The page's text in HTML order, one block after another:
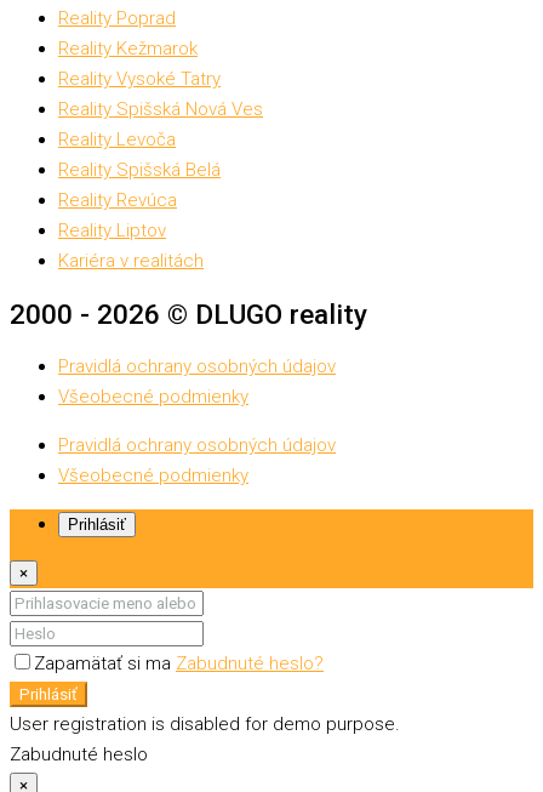
Reality Poprad
Reality Kežmarok
Reality Vysoké Tatry
Reality Spišská Nová Ves
Reality Levoča
Reality Spišská Belá
Reality Revúca
Reality Liptov
Kariéra v realitách
2000 - 2026 © DLUGO reality
Pravidlá ochrany osobných údajov
Všeobecné podmienky
Pravidlá ochrany osobných údajov
Všeobecné podmienky
Prihlásiť
×
Zapamätať si ma Zabudnuté heslo?
Prihlásiť
User registration is disabled for demo purpose.
Zabudnuté heslo
×